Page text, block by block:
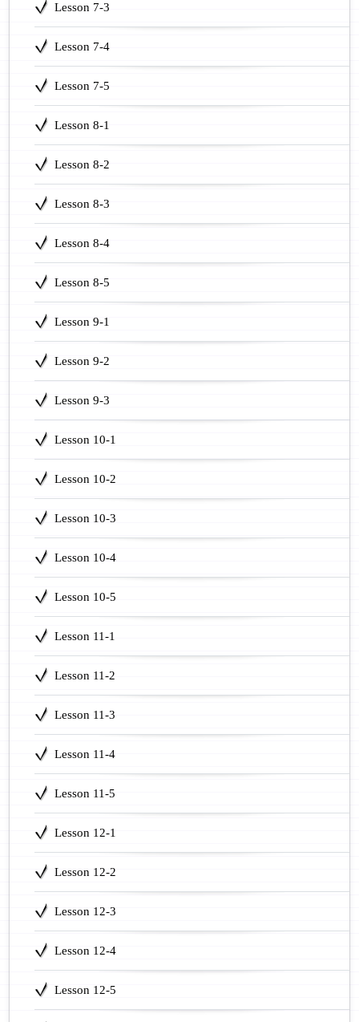
Lesson 7-3
Lesson 7-4
Lesson 7-5
Lesson 8-1
Lesson 8-2
Lesson 8-3
Lesson 8-4
Lesson 8-5
Lesson 9-1
Lesson 9-2
Lesson 9-3
Lesson 10-1
Lesson 10-2
Lesson 10-3
Lesson 10-4
Lesson 10-5
Lesson 11-1
Lesson 11-2
Lesson 11-3
Lesson 11-4
Lesson 11-5
Lesson 12-1
Lesson 12-2
Lesson 12-3
Lesson 12-4
Lesson 12-5